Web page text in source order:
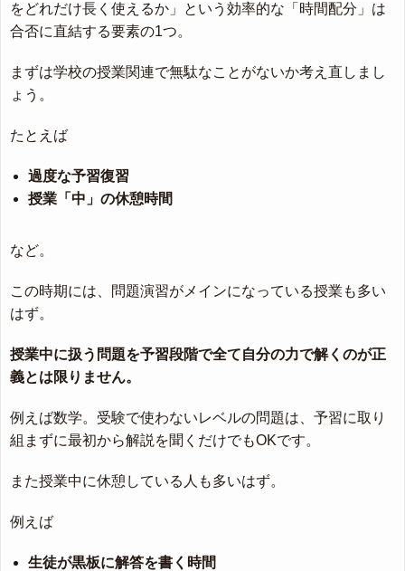
をどれだけ長く使えるか」という効率的な「時間配分」は
合否に直結する要素の1つ。
まずは学校の授業関連で無駄なことがないか考え直しまし
ょう。
たとえば
過度な予習復習
授業「中」の休憩時間
など。
この時期には、問題演習がメインになっている授業も多い
はず。
授業中に扱う問題を予習段階で全て自分の力で解くのが正
義とは限りません。
例えば数学。受験で使わないレベルの問題は、予習に取り
組まずに最初から解説を聞くだけでもOKです。
また授業中に休憩している人も多いはず。
例えば
生徒が黒板に解答を書く時間